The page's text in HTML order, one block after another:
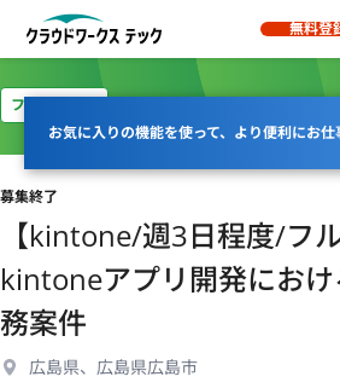
無料登
お気に入りの機能を使って、より便利にお仕
フルリモート
募集終了
【kintone/週3日程度/フ
kintoneアプリ開発にお
務案件
広島県、広島県広島市